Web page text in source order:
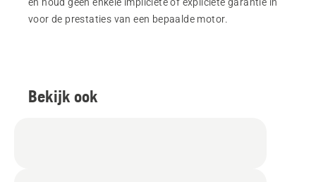
voor de prestaties van een bepaalde motor.
Bekijk ook